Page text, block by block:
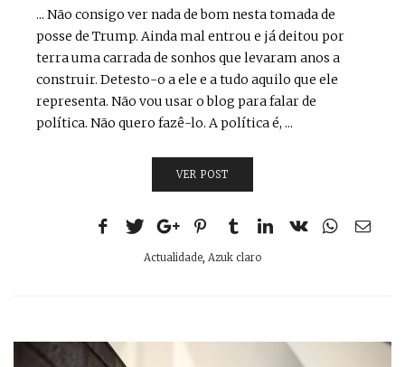
... Não consigo ver nada de bom nesta tomada de
posse de Trump. Ainda mal entrou e já deitou por
terra uma carrada de sonhos que levaram anos a
construir. Detesto-o a ele e a tudo aquilo que ele
representa. Não vou usar o blog para falar de
política. Não quero fazê-lo. A política é, ...
VER POST
Actualidade, Azuk claro